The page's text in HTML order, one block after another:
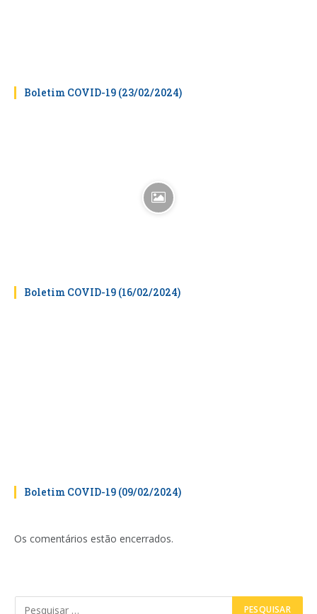
Boletim COVID-19 (23/02/2024)
Boletim COVID-19 (16/02/2024)
Boletim COVID-19 (09/02/2024)
Os comentários estão encerrados.